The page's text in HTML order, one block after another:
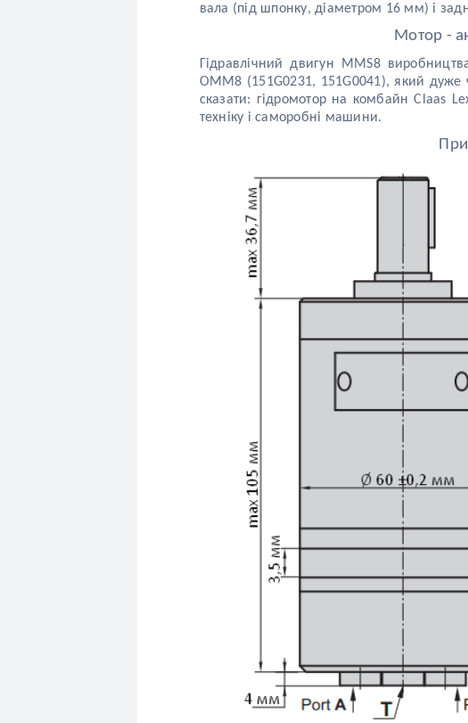
вала (під шпонку, діаметром 16 мм) і
Мотор -
Гідравлічний двигун MMS8
OMM8 (151G0231, 151G0041), який дуже
сказати: гідромотор на комбайн Claas
техніку і саморобні машини.